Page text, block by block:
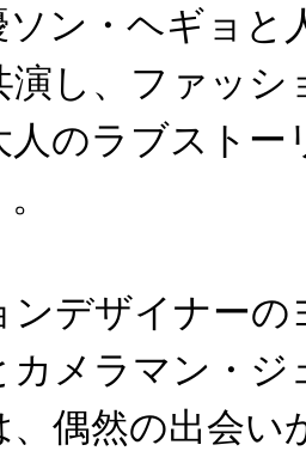
ソン・ヘギョと
演し、ファッシ
人のラブストー
ンデザイナー
カメラマン・ジ
、偶然の出会い